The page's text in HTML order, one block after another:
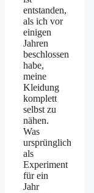
entstanden,
als ich vor
einigen
Jahren
beschlossen
habe,
meine
Kleidung
komplett
selbst zu
nähen.
Was
ursprünglich
als
Experiment
für ein
Jahr